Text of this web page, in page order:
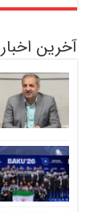
آخرین اخبار